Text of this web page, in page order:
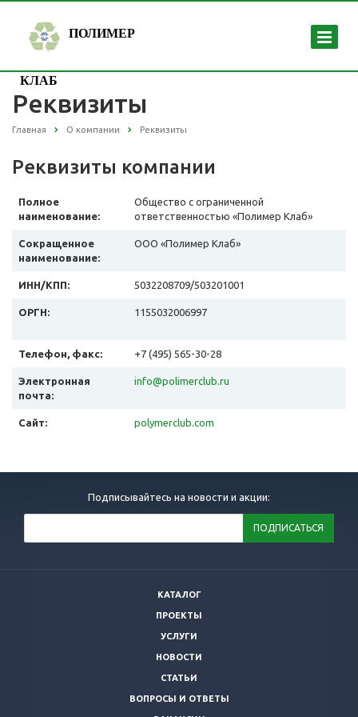
ПОЛИМЕР
КЛАБ
Реквизиты
Главная О компании Реквизиты
Реквизиты компании
Полное
наименование:
Общество с ограниченной
ответственностью «Полимер Клаб»
Сокращенное
наименование:
ООО «Полимер Клаб»
ИНН/КПП: 5032208709/503201001
ОРГН: 1155032006997
Телефон, факс: +7 (495) 565-30-28
Электронная
почта:
info@polimerclub.ru
Сайт: polymerclub.com
Подписывайтесь на новости и акции:
КАТАЛОГ
ПРОЕКТЫ
УСЛУГИ
НОВОСТИ
СТАТЬИ
ВОПРОСЫ И ОТВЕТЫ